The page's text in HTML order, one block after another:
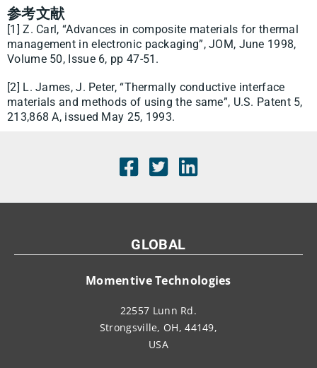
参考文献
[1] Z. Carl, “Advances in composite materials for thermal
management in electronic packaging”, JOM, June 1998,
Volume 50, Issue 6, pp 47-51.
[2] L. James, J. Peter, “Thermally conductive interface
materials and methods of using the same”, U.S. Patent 5,
213,868 A, issued May 25, 1993.
GLOBAL
Momentive Technologies
22557 Lunn Rd.
Strongsville, OH, 44149,
USA